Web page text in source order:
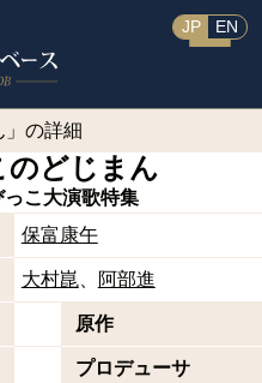
JP EN
」の詳細
のどじまん
こ大演歌特集
保富康午
大村崑 阿部進
原作
プロデューサ